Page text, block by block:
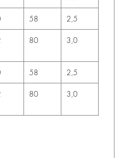
58 2,5
80 3,0
58 2,5
80 3,0